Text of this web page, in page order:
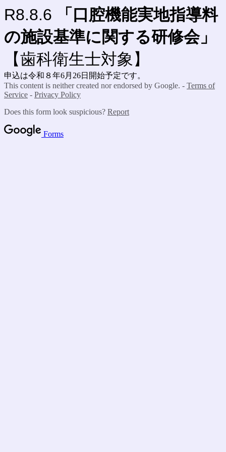
R8.8.6
「口腔機能実地指導料
の施設基準に関する研修会」
【歯科衛生士対象】
申込は令和８年6月26日開始予定です。
This content is neither created nor endorsed by Google. - Terms of
Service - Privacy Policy
Does this form look suspicious? Report
Forms